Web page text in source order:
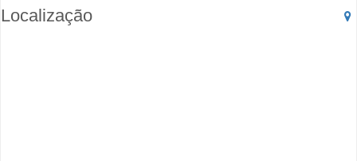
Localização